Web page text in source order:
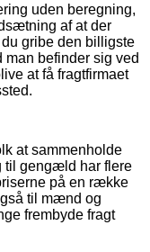
uden beregning,
af at der
gribe den billigste
man befinder sig ved
at få fragtfirmaet
at sammenholde
til gengæld har flere
på en række
til mænd og
frembyde fragt